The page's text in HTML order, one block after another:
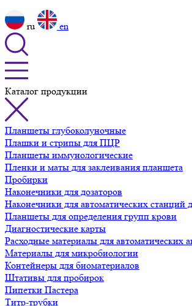
ru en
Каталог продукции
Планшеты глубоколуночные
Плашки и стрипы для ПЦР
Планшеты иммунологические
Пленки и маты для заклеивания планшета
Пробирки
Наконечники для дозаторов
Наконечники для автоматических станций
Планшеты для определения групп крови
Диагностические карты
Расходные материалы для автоматических
Материалы для микробиологии
Контейнеры для биоматериалов
Штативы для пробирок
Пипетки Пастера
Титр-трубки